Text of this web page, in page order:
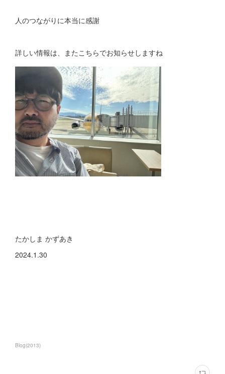
人のつながりに本当に感謝
詳しい情報は、またこちらでお知らせしますね
たかしま かずあき
2024.1.30
Blog(2013)